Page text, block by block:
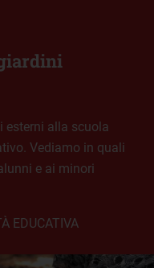
esterni alla scuola
Vediamo in quali
e ai minori
EDUCATIVA